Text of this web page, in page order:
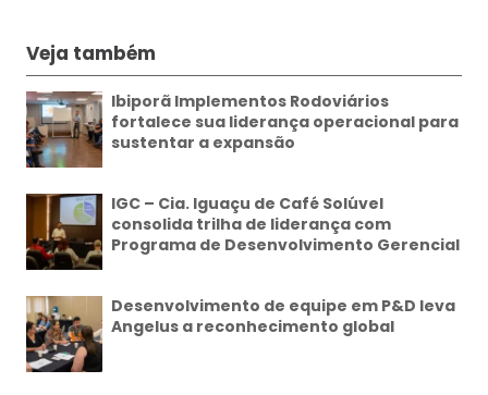
Veja também
Ibiporã Implementos Rodoviários
fortalece sua liderança operacional para
sustentar a expansão
IGC – Cia. Iguaçu de Café Solúvel
consolida trilha de liderança com
Programa de Desenvolvimento Gerencial
Desenvolvimento de equipe em P&D leva
Angelus a reconhecimento global